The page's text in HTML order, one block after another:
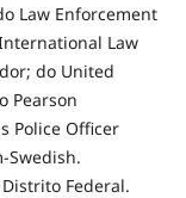
Law Enforcement
Law
do United
Pearson
Police Officer
Swedish.
Federal.